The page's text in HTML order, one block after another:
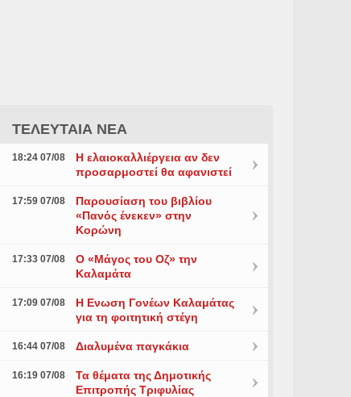
ΤΕΛΕΥΤΑΙΑ ΝΕΑ
18:24 07/08
Η ελαιοκαλλιέργεια αν δεν
προσαρμοστεί θα αφανιστεί
17:59 07/08
Παρουσίαση του βιβλίου
«Πανός ένεκεν» στην
Κορώνη
17:33 07/08
Ο «Μάγος του Οζ» την
Καλαμάτα
17:09 07/08
Η Ενωση Γονέων Καλαμάτας
για τη φοιτητική στέγη
16:44 07/08 Διαλυμένα παγκάκια
16:19 07/08
Τα θέματα της Δημοτικής
Επιτροπής Τριφυλίας